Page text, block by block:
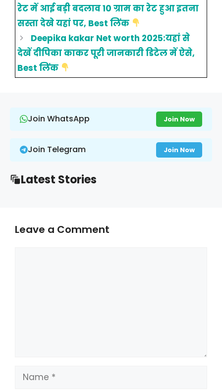
रेट में आई बड़ी बदलाव 10 ग्राम का रेट हुआ इतना
सस्ता देखे यहां पर, Best लिंक
Deepika kakar Net worth 2025:यहां से
देखें दीपिका काकर पूरी जानकारी डिटेल में ऐसे,
Best लिंक
Join WhatsApp Join Now
Join Telegram Join Now
Latest Stories
Leave a Comment
Name